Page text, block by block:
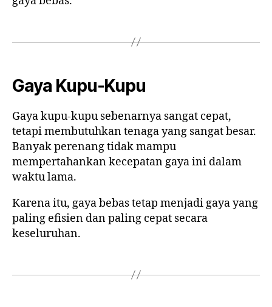
Gaya Kupu-Kupu
Gaya kupu-kupu sebenarnya sangat cepat,
tetapi membutuhkan tenaga yang sangat besar.
Banyak perenang tidak mampu
mempertahankan kecepatan gaya ini dalam
waktu lama.
Karena itu, gaya bebas tetap menjadi gaya yang
paling efisien dan paling cepat secara
keseluruhan.